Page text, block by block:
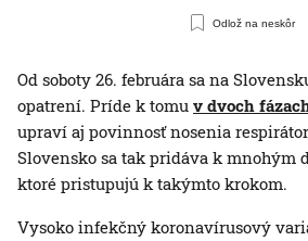
Odlož na neskôr
Od soboty 26. februára sa na
opatrení. Príde k tomu v dvoch
upraví aj povinnosť nosenia
Slovensko sa tak pridáva k mnohým
ktoré pristupujú k takýmto krokom.
Vysoko infekčný koronavírusový